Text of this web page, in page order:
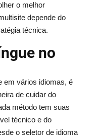
o melhor
depende do
técnica.
no
em vários idiomas, é
de cuidar do
método tem suas
técnico e do
o seletor de idioma